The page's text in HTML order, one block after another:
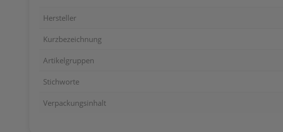
Hersteller
Kurzbezeichnung
Artikelgruppen
Stichworte
Verpackungsinhalt